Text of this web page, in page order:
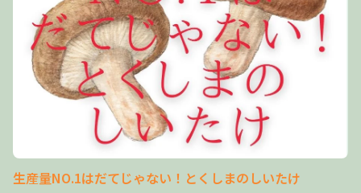
生産量NO.1はだてじゃない！とくしまのしいたけ